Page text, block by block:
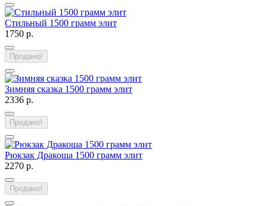
Стильный 1500 грамм элит
1750 р.
Продано!
Зимняя сказка 1500 грамм элит
2336 р.
Продано!
Рюкзак Дракоша 1500 грамм элит
2270 р.
Продано!